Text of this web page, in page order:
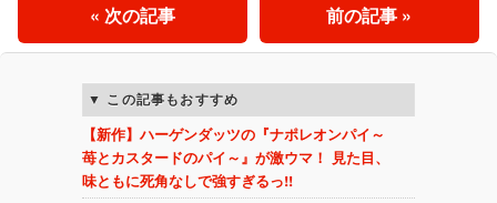
前の記事 »
« 次の記事
この記事もおすすめ
【新作】ハーゲンダッツの『ナポレオンパイ～
苺とカスタードのパイ～』が激ウマ！ 見た目、
味ともに死角なしで強すぎるっ!!